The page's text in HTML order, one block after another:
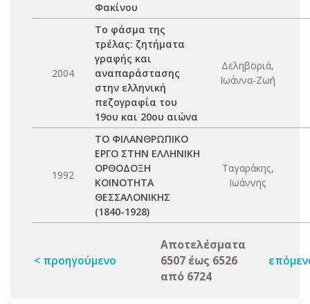
Φακίνου
2004
Το φάσμα της
τρέλας: ζητήματα
γραφής και
αναπαράστασης
στην ελληνική
πεζογραφία του
19ου και 20ου αιώνα
Δεληβοριά,
Ιωάννα-Ζωή
1992
ΤΟ ΦΙΛΑΝΘΡΩΠΙΚΟ
ΕΡΓΟ ΣΤΗΝ ΕΛΛΗΝΙΚΗ
ΟΡΘΟΔΟΞΗ
ΚΟΙΝΟΤΗΤΑ
ΘΕΣΣΑΛΟΝΙΚΗΣ
(1840-1928)
Ταγαράκης,
Ιωάννης
< προηγούμενο
Αποτελέσματα
6507 έως 6526
από 6724